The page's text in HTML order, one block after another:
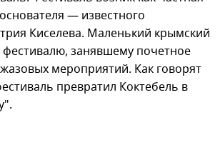
— известного
Киселева. Маленький крымский
фестивалю, занявшему почетное
мероприятий. Как говорят
превратил Коктебель в